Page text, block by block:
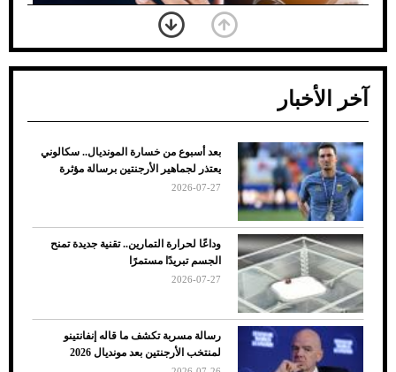
ضعف تبريد مكيف السيارة عند الوقوف.. أشهر
الأسباب والحلول
آخر الأخبار
بعد أسبوع من خسارة المونديال.. سكالوني
يعتذر لجماهير الأرجنتين برسالة مؤثرة
2026-07-27
وداعًا لحرارة التمارين.. تقنية جديدة تمنح
الجسم تبريدًا مستمرًا
2026-07-27
رسالة مسربة تكشف ما قاله إنفانتينو
لمنتخب الأرجنتين بعد مونديال 2026